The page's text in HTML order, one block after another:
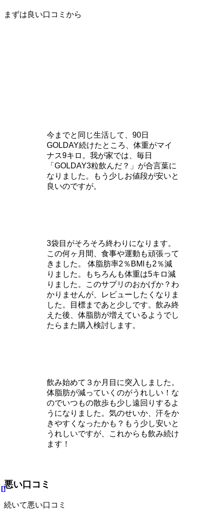
まずは良い口コミから
今までと同じ生活して、90日
GOLDAY続けたところ、体重がマイ
ナス9キロ。 我が家では、毎日
「GOLDAY3粒飲んだ？」が合言葉に
なりました。もう少しお値段が安いと
良いのですが。
3袋目がそろそろ終わりになります。
この何ヶ月間、食事や運動も頑張って
きました。 体脂肪率2％BMIも2％減
りました。
もちろんも体重は5キロ減
りました。このサプリのおかげか？わ
かりませんが、レビューしたくなりま
した。目標まであと少しです。飲み終
えた後、体脂肪が増えているようでし
たらまた購入検討します。
飲み始めて３か月目に突入しました。
体脂肪が減っていくのがうれしい！ な
のでいつもの散歩も少し遠回りするよ
うになりました。気のせいか、汗をか
きやすくなったかも？もう少し安いと
うれしいですが、これからも飲み続け
ます！
悪い口コミ
続いて悪い口コミ